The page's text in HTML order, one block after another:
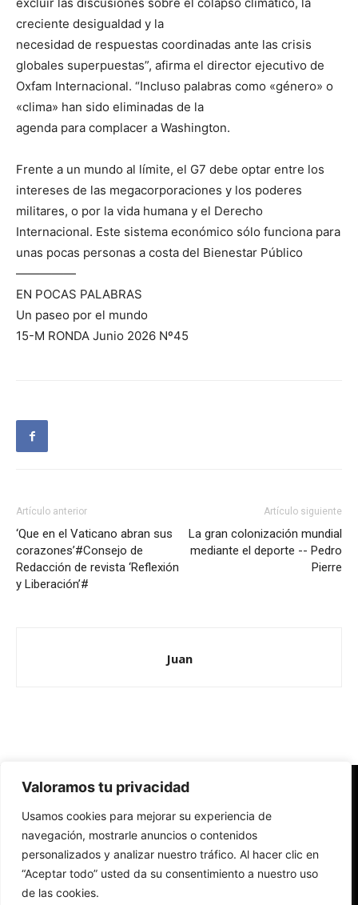
Valoramos tu privacidad
Usamos cookies para mejorar su experiencia de
navegación, mostrarle anuncios o contenidos
personalizados y analizar nuestro tráfico. Al hacer clic en
“Aceptar todo” usted da su consentimiento a nuestro uso
de las cookies.
excluir las discusiones sobre el colapso climático, la
creciente desigualdad y la
necesidad de respuestas coordinadas ante las crisis
globales superpuestas”, afirma el director ejecutivo de
Oxfam Internacional. “Incluso palabras como «género» o
«clima» han sido eliminadas de la
agenda para complacer a Washington.
Frente a un mundo al límite, el G7 debe optar entre los
intereses de las megacorporaciones y los poderes
militares, o por la vida humana y el Derecho
Internacional. Este sistema económico sólo funciona para
unas pocas personas a costa del Bienestar Público
—————
EN POCAS PALABRAS
Un paseo por el mundo
15-M RONDA Junio 2026 Nº45
Artículo anterior
‘Que en el Vaticano abran sus
corazones’#Consejo de
Redacción de revista ‘Reflexión
y Liberación’#
Artículo siguiente
La gran colonización mundial
mediante el deporte -- Pedro
Pierre
Juan
Redes Cristianas
Una mirada alternativa sobre la Iglesia católica y la sociedad
- Colectivos de Redes Cristianas